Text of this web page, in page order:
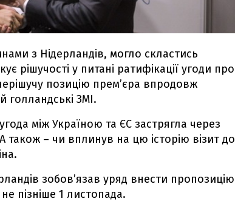
з Нідерландів, могло скластись
рішучості у питані ратифікації угоди про
позицію прем’єра впродовж
голландські ЗМІ.
між Україною та ЄС застрягла через
також – чи вплинув на цю історію візит до
зобов’язав уряд внести пропозицію
пізніше 1 листопада.